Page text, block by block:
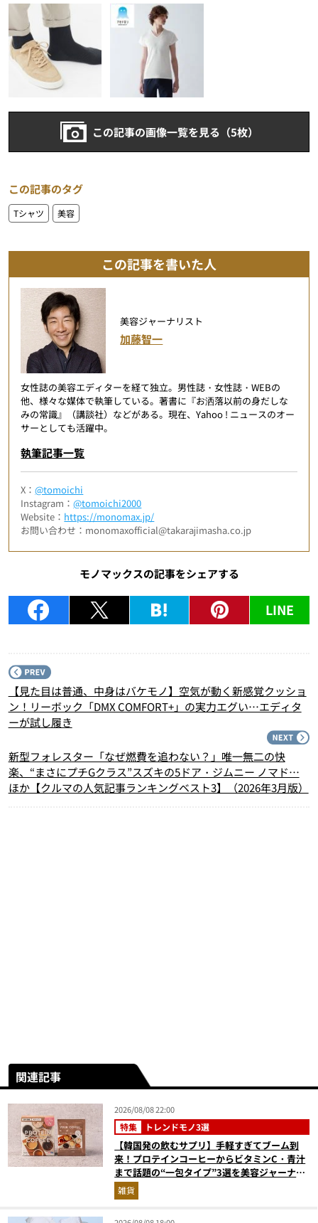
この記事の画像一覧を見る（5枚）
この記事のタグ
Tシャツ 美容
この記事を書いた人
美容ジャーナリスト
加藤智一
女性誌の美容エディターを経て独立。男性誌・女性誌・WEBの
他、様々な媒体で執筆している。著書に『お洒落以前の身だしな
みの常識』（講談社）などがある。現在、Yahoo ! ニュースのオー
サーとしても活躍中。
執筆記事一覧
X：@tomoichi
Instagram：@tomoichi2000
Website： https://monomax.jp/
お問い合わせ：monomaxofficial@takarajimasha.co.jp
モノマックスの記事をシェアする
LINE
【見た目は普通、中身はバケモノ】空気が動く新感覚クッショ
ン！リーボック「DMX COMFORT+」の実力エグい…エディタ
ーが試し履き
新型フォレスター「なぜ燃費を追わない？」唯一無二の快
楽、“まさにプチGクラス”スズキの5ドア・ジムニー ノマド…
ほか【クルマの人気記事ランキングベスト3】（2026年3月版）
関連記事
2026/08/08 22:00
特集 トレンドモノ3選
【韓国発の飲むサプリ】手軽すぎてブーム到
来！プロテインコーヒーからビタミンC・青汁
まで話題の“一包タイプ”3選を美容ジャーナリ
ストが徹底解説
雑貨